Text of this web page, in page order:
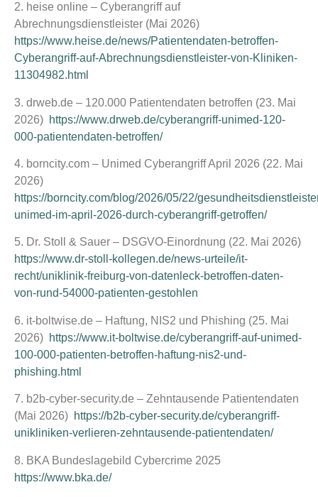
2. heise online – Cyberangriff auf
Abrechnungsdienstleister (Mai 2026)
https://www.heise.de/news/Patientendaten-betroffen-
Cyberangriff-auf-Abrechnungsdienstleister-von-Kliniken-
11304982.html
3. drweb.de – 120.000 Patientendaten betroffen (23. Mai
2026) https://www.drweb.de/cyberangriff-unimed-120-
000-patientendaten-betroffen/
4. borncity.com – Unimed Cyberangriff April 2026 (22. Mai
2026)
https://borncity.com/blog/2026/05/22/
unimed-im-april-2026-durch-cyberangriff-getroffen/
5. Dr. Stoll & Sauer – DSGVO-Einordnung (22. Mai 2026)
https://www.dr-stoll-kollegen.de/news-urteile/it-
recht/uniklinik-freiburg-von-datenleck-betroffen-daten-
von-rund-54000-patienten-gestohlen
6. it-boltwise.de – Haftung, NIS2 und Phishing (25. Mai
2026) https://www.it-boltwise.de/cyberangriff-auf-unimed-
100-000-patienten-betroffen-haftung-nis2-und-
phishing.html
7. b2b-cyber-security.de – Zehntausende Patientendaten
(Mai 2026) https://b2b-cyber-security.de/cyberangriff-
unikliniken-verlieren-zehntausende-patientendaten/
8. BKA Bundeslagebild Cybercrime 2025
https://www.bka.de/